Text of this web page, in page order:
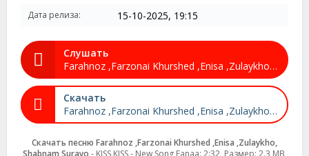
Дата релиза: 15-10-2025, 19:15
Слушать
Farahnoz ,Farzonai Khurshed ,Enisa ,Zulaykho, Shabnam Surayo - KISS KISS - New Song Fanaa
Скачать
Farahnoz ,Farzonai Khurshed ,Enisa ,Zulaykho, Shabnam Surayo - KISS KISS - New Song Fanaa
Скачать песню Farahnoz ,Farzonai Khurshed ,Enisa ,Zulaykho,
Shabnam Surayo - KISS KISS - New Song Fanaa: 2:32, Размер: 2.3 MB,